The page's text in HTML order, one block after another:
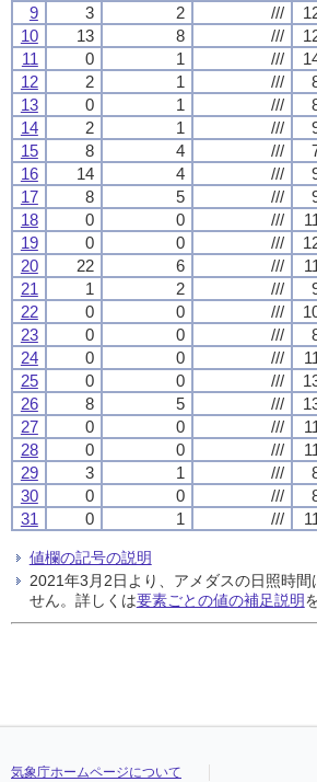
9
3 2 ///
10
13 8 ///
11
0 1 ///
12
2 1 ///
13
0 1 ///
14
2 1 ///
15
8 4 ///
16
14 4 ///
17
8 5 ///
18
0 0 ///
19
0 0 ///
20
22 6 ///
21
1 2 ///
22
0 0 ///
23
0 0 ///
24
0 0 ///
25
0 0 ///
26
8 5 ///
27
0 0 ///
28
0 0 ///
29
3 1 ///
30
0 0 ///
31
0 1 ///
値欄の記号の説明
2021年3月2日より、アメダスの日照時
せん。詳しくは要素ごとの値の補足説明
気象庁ホームページについて